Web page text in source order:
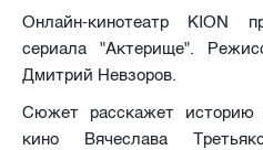
Онлайн-кинотеатр KION
сериала "Актерище".
Дмитрий Невзоров.
Сюжет расскажет историю
кино Вячеслава